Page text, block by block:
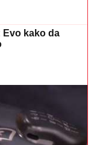
Evo kako da